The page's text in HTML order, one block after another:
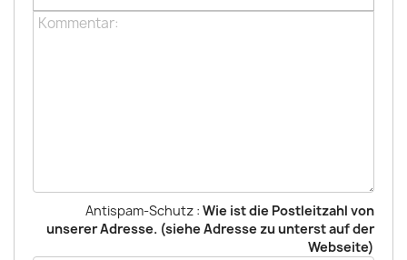
Antispam-Schutz : Wie ist die Postleitzahl von
unserer Adresse. (siehe Adresse zu unterst auf der
Webseite)